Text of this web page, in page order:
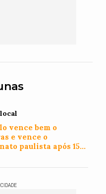
vence bem o
e vence o
paulista após 15